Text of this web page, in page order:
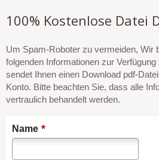
100% Kostenlose Datei
Um Spam-Roboter zu vermeiden, Wir
folgenden Informationen zur
sendet Ihnen einen Download pdf-
Konto. Bitte beachten Sie, dass alle
vertraulich behandelt werden.
Name *